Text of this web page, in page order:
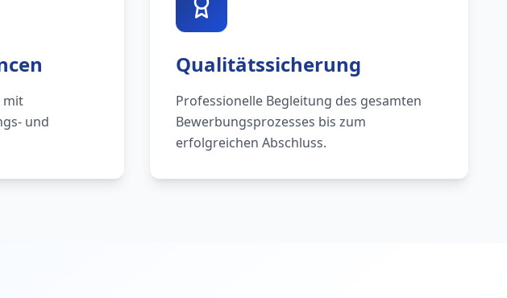
mit
und
Qualitätssicherung
Professionelle Begleitung des gesamten
Bewerbungsprozesses bis zum
erfolgreichen Abschluss.